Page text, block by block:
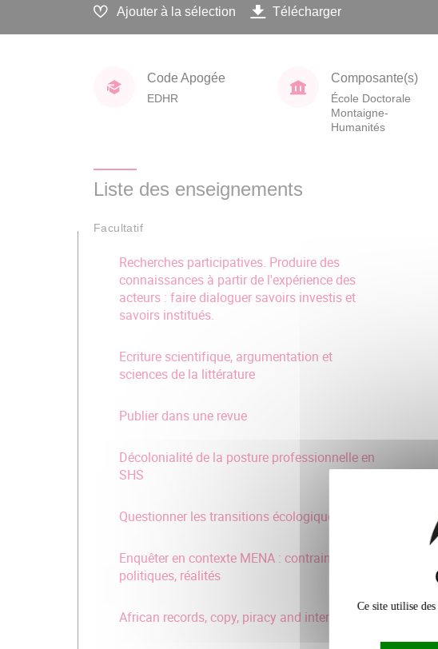
Ajouter à la sélection Télécharger
Code Apogée
EDHR
Composante(s)
École Doctorale
Montaigne-
Humanités
Liste des enseignements
Facultatif
Recherches participatives. Produire des
connaissances à partir de l'expérience des
acteurs : faire dialoguer savoirs investis et
savoirs institués.
Ecriture scientifique, argumentation et
sciences de la littérature
Publier dans une revue
Décolonialité de la posture professionnelle en
SHS
Questionner les transitions écologiques
Enquêter en contexte MENA : contraintes
politiques, réalités
African records, copy, piracy and intertextuality
Ce site utilise